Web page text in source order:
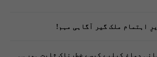
اہتمام ملک گیر آگاہی مہم!
دماغ کیلیے کیسے خطرناک ثابت ہورہی